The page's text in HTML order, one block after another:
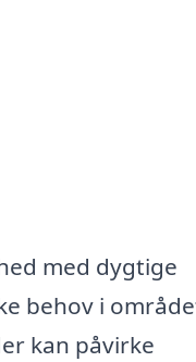
med dygtige
behov i
kan påvirke